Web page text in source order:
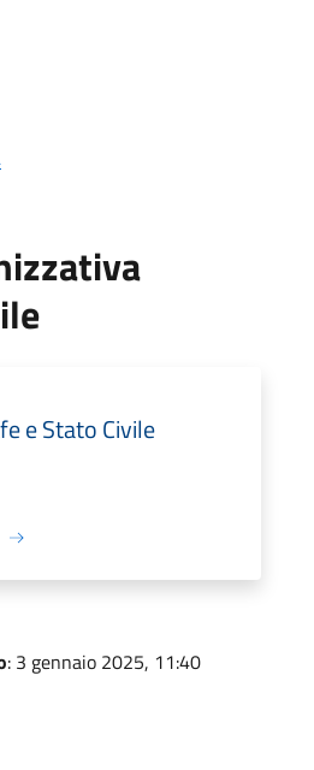
e Stato Civile
: 3 gennaio 2025, 11:40